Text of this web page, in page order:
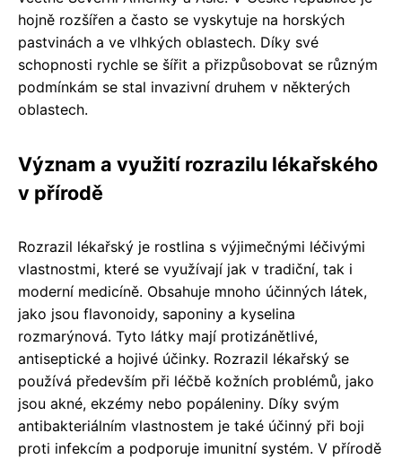
hojně rozšířen a často se vyskytuje na horských
pastvinách a ve vlhkých oblastech. Díky své
schopnosti rychle se šířit a přizpůsobovat se různým
podmínkám se stal invazivní druhem v některých
oblastech.
Význam a využití rozrazilu lékařského
v přírodě
Rozrazil lékařský je rostlina s výjimečnými léčivými
vlastnostmi, které se využívají jak v tradiční, tak i
moderní medicíně. Obsahuje mnoho účinných látek,
jako jsou flavonoidy, saponiny a kyselina
rozmarýnová. Tyto látky mají protizánětlivé,
antiseptické a hojivé účinky. Rozrazil lékařský se
používá především při léčbě kožních problémů, jako
jsou akné, ekzémy nebo popáleniny. Díky svým
antibakteriálním vlastnostem je také účinný při boji
proti infekcím a podporuje imunitní systém. V přírodě